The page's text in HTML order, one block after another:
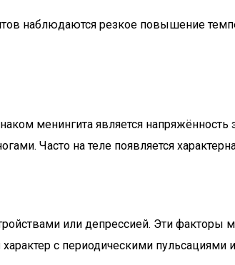
наблюдаются резкое повышение
менингита является
Часто на теле появляется
или депрессией. Эти факторы
с периодическими пульсациями